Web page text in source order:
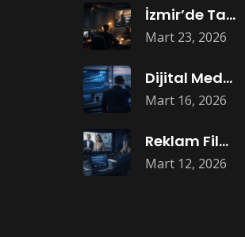
Mart 23, 2026
İzmir’de Tanıtım Filmi Yapan Markalar Neden
Mart 16, 2026
Dijital Medyada Büyüme Neden Bütçe Artışıyla
Mart 12, 2026
Reklam Filmi Çekildi Ama Sonuç Gelmedi: